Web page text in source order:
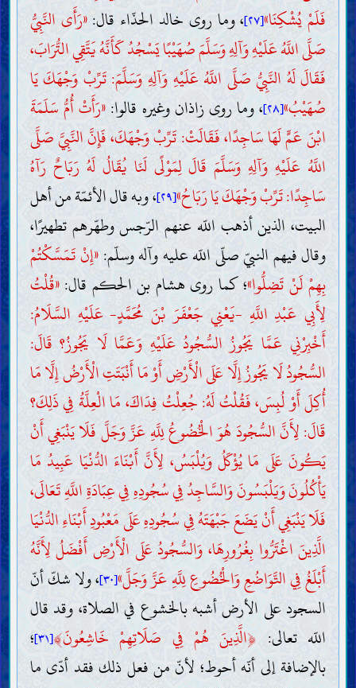
فَلَمْ يُشْكِنَا»[٢٧] ، وما روى خالد الحذّاء قال:«رَأَى النَّبِيُّ
صَلَّى اللَّهُ عَلَيْهِ وَآلِهِ وَسَلَّمَ صُهَيْبًا يَسْجُدُ كَأَنَّهُ يَتَّقِي التُّرَابَ،
فَقَالَ لَهُ النَّبِيُّ صَلَّى اللَّهُ عَلَيْهِ وَآلِهِ وَسَلَّمَ: تَرِّبْ وَجْهَكَ يَا
صُهَيْبُ»[٢٨] ، وما روى زاذان وغيره قالوا:«رَأَتْ أُمُّ سَلَمَةَ
ابْنَ عَمٍّ لَهَا سَاجِدًا، فَقَالَتْ: تَرِّبْ وَجْهَكَ، فَإِنَّ النَّبِيَّ صَلَّى
اللَّهُ عَلَيْهِ وَآلِهِ وَسَلَّمَ قَالَ لِمَوْلًى لَنَا يُقَالُ لَهُ رَبَاحٌ رَآهُ
سَاجِدًا: تَرِّبْ وَجْهَكَ يَا رَبَاحُ»[٢٩]
، وبه قال الأئمّة من أهل
البيت، الذين أذهب اللّه عنهم الرّجس وطهّرهم تطهيرًا،
وقال فيهم النبيّ صلّى اللّه عليه وآله وسلّم:«إِنْ تَمَسَّكْتُمْ
بِهِمْ لَنْ تَضِلُّوا»؛ كما روى هشام بن الحكم قال:«قُلْتُ
لِأَبِي عَبْدِ اللَّهِ -يَعْنِي جَعْفَرَ بْنَ مُحَمَّدٍ- عَلَيْهِ السَّلَامُ:
أَخْبِرْنِي عَمَّا يَجُوزُ السُّجُودُ عَلَيْهِ وَعَمَّا لَا يَجُوزُ؟ قَالَ:
السُّجُودُ لَا يَجُوزُ إِلَّا عَلَى الْأَرْضِ أَوْ مَا أَنْبَتَتِ الْأَرْضُ إِلَّا مَا
أُكِلَ أَوْ لُبِسَ، فَقُلْتُ لَهُ: جُعِلْتُ فِدَاكَ، مَا الْعِلَّةُ فِي ذَلِكَ؟
قَالَ: لِأَنَّ السُّجُودَ هُوَ الْخُضُوعُ لِلَّهِ عَزَّ وَجَلَّ فَلَا يَنْبَغِي أَنْ
يَكُونَ عَلَى مَا يُؤْكَلُ وَيُلْبَسُ، لِأَنَّ أَبْنَاءَ الدُّنْيَا عَبِيدُ مَا
يَأْكُلُونَ وَيَلْبَسُونَ وَالسَّاجِدُ فِي سُجُودِهِ فِي عِبَادَةِ اللَّهِ تَعَالَى،
فَلَا يَنْبَغِي أَنْ يَضَعَ جَبْهَتَهُ فِي سُجُودِهِ عَلَى مَعْبُودِ أَبْنَاءِ الدُّنْيَا
الَّذِينَ اغْتَرُّوا بِغُرُورِهَا، وَالسُّجُودُ عَلَى الْأَرْضِ أَفْضَلُ لِأَنَّهُ
أَبْلَغُ فِي التَّوَاضُعِ وَالْخُضُوعِ لِلَّهِ عَزَّ وَجَلَّ»[٣٠] ، ولا شكّ أنّ
السجود على الأرض أشبه بالخشوع في الصلاة، وقد قال
اللّه تعالى: ﴿الَّذِينَ هُمْ فِي صَلَاتِهِمْ خَاشِعُونَ﴾[٣١]
؛
بالإضافة إلى أنّه أحوط؛ لأنّ من فعل ذلك فقد أدّى ما